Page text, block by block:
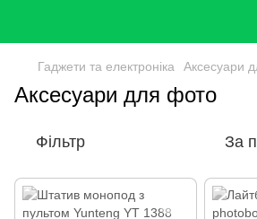
Гаджети та електроніка Аксесуари
Аксесуари для фото
Фільтр За